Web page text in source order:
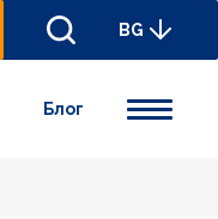
BG
Блог